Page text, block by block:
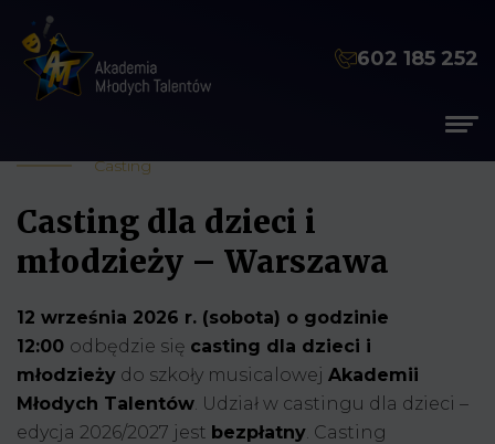
602 185 252
Casting
Casting dla dzieci i
młodzieży – Warszawa
12 września 2026 r. (sobota) o godzinie
12:00 odbędzie się casting dla dzieci i
młodzieży do szkoły musicalowej Akademii
Młodych Talentów. Udział w castingu dla dzieci –
edycja 2026/2027 jest bezpłatny. Casting